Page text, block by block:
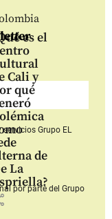
es el
Cali y
qué
de
La
serviciosGrupo EL
por parte del Grupo